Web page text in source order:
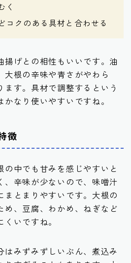
く
コクのある具材と合わせる
揚げとの相性もいいです。油
根の辛味や青さがやわら
ます。具材で調整するという
なり使いやすいですね。
徴
の中でも甘みを感じやすいと
、辛味が少ないので、味噌汁
まとまりやすいです。大根の
め、豆腐、わかめ、ねぎなど
いですね。
はみずみずしいぶん、煮込み